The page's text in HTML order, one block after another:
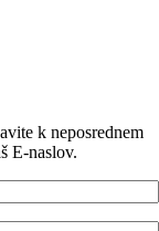
k neposrednem
E-naslov.